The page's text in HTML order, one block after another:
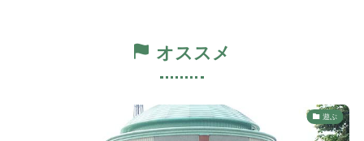
オススメ
遊ぶ